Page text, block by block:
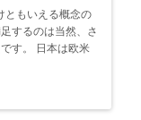
ともいえる概念の
するのは当然、さ
す。 日本は欧米